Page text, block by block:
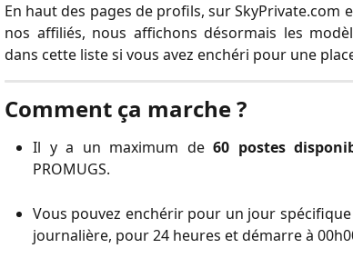
En haut des pages de profils, sur
nos affiliés, nous affichons désormais les
dans cette liste si vous avez enchéri pour une
Comment ça marche ?
Il y a un maximum de60 postes
PROMUGS.
Vous pouvez enchérir pour un jour
journalière, pour 24 heures et démarre à